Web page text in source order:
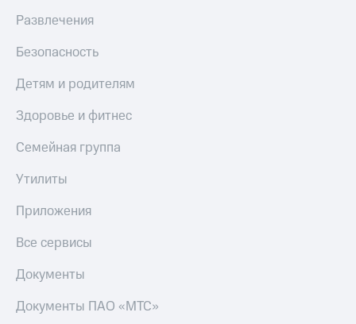
Развлечения
Безопасность
Детям и родителям
Здоровье и фитнес
Семейная группа
Утилиты
Приложения
Все сервисы
Документы
Документы ПАО «МТС»